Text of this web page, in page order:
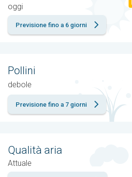
oggi
Previsione fino a 6 giorni
Pollini
debole
Previsione fino a 7 giorni
Qualità aria
Attuale